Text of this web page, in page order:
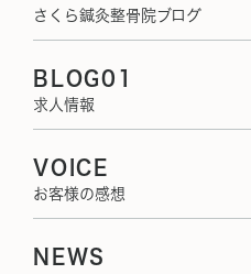
さくら鍼灸整骨院ブログ
BLOG01
求人情報
VOICE
お客様の感想
NEWS